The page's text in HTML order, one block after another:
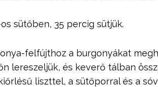
os sütőben, 35 percig sütjük.
felfújthoz a burgonyákat
lereszeljük, és keverő tálban
liszttel, a sütőporral és a